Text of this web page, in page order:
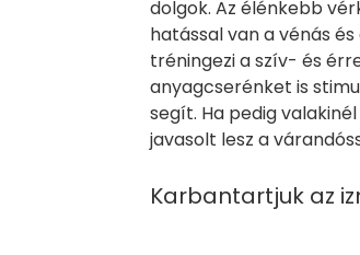
dolgok. Az élénkebb
hatással van a vénás
tréningezi a szív- és
anyagcserénket is
segít. Ha pedig
javasolt lesz a
Karbantartjuk az